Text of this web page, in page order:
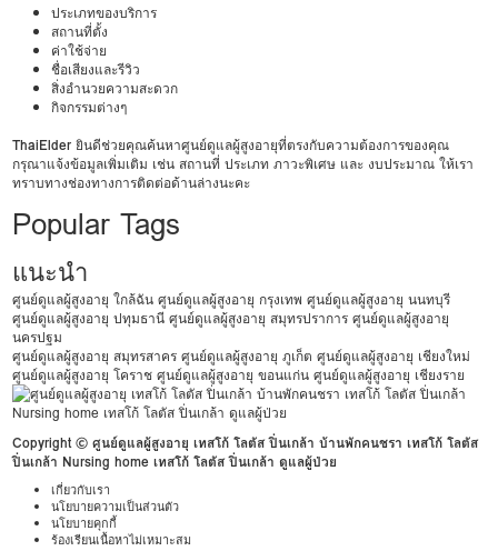
ประเภทของบริการ
สถานที่ตั้ง
ค่าใช้จ่าย
ชื่อเสียงและรีวิว
สิ่งอำนวยความสะดวก
กิจกรรมต่างๆ
ThaiElder ยินดีช่วยคุณค้นหาศูนย์ดูแลผู้สูงอายุที่ตรงกับความต้องการของคุณ
กรุณาแจ้งข้อมูลเพิ่มเติม เช่น สถานที่ ประเภท ภาวะพิเศษ และ งบประมาณ ให้เรา
ทราบทางช่องทางการติดต่อด้านล่างนะคะ
Popular Tags
แนะนำ
ศูนย์ดูแลผู้สูงอายุ ใกล้ฉัน ศูนย์ดูแลผู้สูงอายุ กรุงเทพ ศูนย์ดูแลผู้สูงอายุ นนทบุรี
ศูนย์ดูแลผู้สูงอายุ ปทุมธานี ศูนย์ดูแลผู้สูงอายุ สมุทรปราการ ศูนย์ดูแลผู้สูงอายุ
นครปฐม
ศูนย์ดูแลผู้สูงอายุ สมุทรสาคร ศูนย์ดูแลผู้สูงอายุ ภูเก็ต ศูนย์ดูแลผู้สูงอายุ เชียงใหม่
ศูนย์ดูแลผู้สูงอายุ โคราช ศูนย์ดูแลผู้สูงอายุ ขอนแก่น ศูนย์ดูแลผู้สูงอายุ เชียงราย
Copyright © ศูนย์ดูแลผู้สูงอายุ เทสโก้ โลตัส ปิ่นเกล้า บ้านพักคนชรา เทสโก้ โลตัส
ปิ่นเกล้า Nursing home เทสโก้ โลตัส ปิ่นเกล้า ดูแลผู้ป่วย
เกี่ยวกับเรา
นโยบายความเป็นส่วนตัว
นโยบายคุกกี้
ร้องเรียนเนื้อหาไม่เหมาะสม